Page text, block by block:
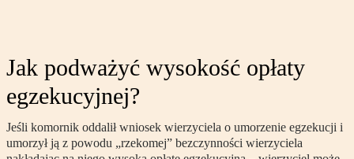
Jak podważyć wysokość opłaty
egzekucyjnej?
Jeśli komornik oddalił wniosek wierzyciela o umorzenie egzekucji i
umorzył ją z powodu „rzekomej” bezczynności wierzyciela